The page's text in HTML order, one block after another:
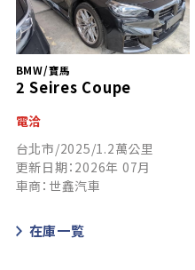
BMW/寶馬
2 Seires Coupe
電洽
台北市/2025/1.2萬公里
更新日期：2026年 07月
車商：世鑫汽車
在庫一覧